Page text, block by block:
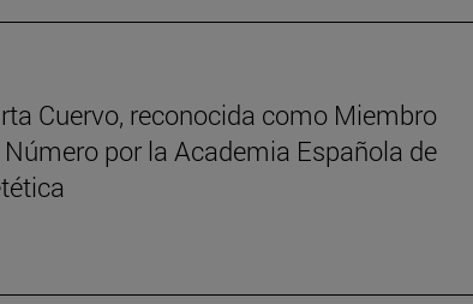
Cuervo, reconocida como Miembro
por la Academia Española de